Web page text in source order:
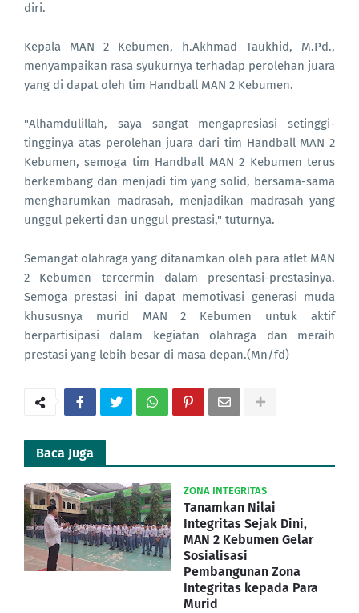
diri.
Kepala MAN 2 Kebumen, h.Akhmad Taukhid, M.Pd.,
menyampaikan rasa syukurnya terhadap perolehan juara
yang di dapat oleh tim Handball MAN 2 Kebumen.
"Alhamdulillah, saya sangat mengapresiasi setinggi-
tingginya atas perolehan juara dari tim Handball MAN 2
Kebumen, semoga tim Handball MAN 2 Kebumen terus
berkembang dan menjadi tim yang solid, bersama-sama
mengharumkan madrasah, menjadikan madrasah yang
unggul pekerti dan unggul prestasi," tuturnya.
Semangat olahraga yang ditanamkan oleh para atlet MAN
2 Kebumen tercermin dalam presentasi-prestasinya.
Semoga prestasi ini dapat memotivasi generasi muda
khususnya murid MAN 2 Kebumen untuk aktif
berpartisipasi dalam kegiatan olahraga dan meraih
prestasi yang lebih besar di masa depan.(Mn/fd)
Baca Juga
ZONA INTEGRITAS
Tanamkan Nilai
Integritas Sejak Dini,
MAN 2 Kebumen Gelar
Sosialisasi
Pembangunan Zona
Integritas kepada Para
Murid